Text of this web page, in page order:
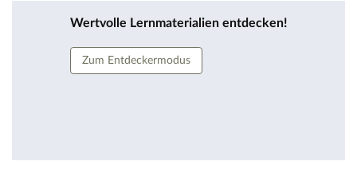
Wertvolle Lernmaterialien entdecken!
Zum Entdeckermodus